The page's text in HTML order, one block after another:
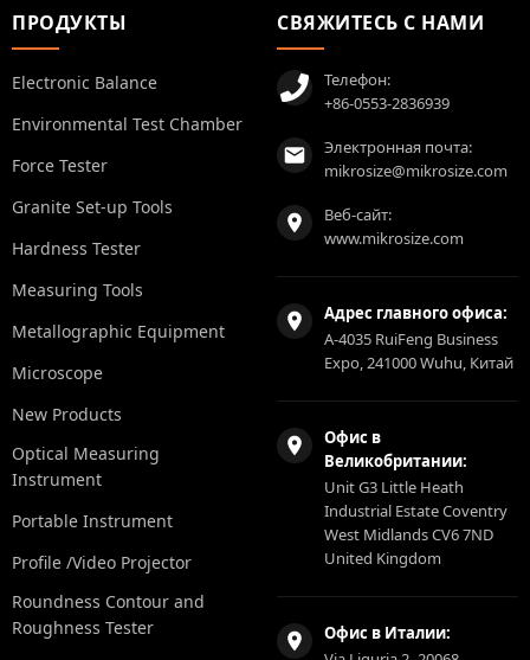
ПРОДУКТЫ
Electronic Balance
Environmental Test Chamber
Force Tester
Granite Set-up Tools
Hardness Tester
Measuring Tools
Metallographic Equipment
Microscope
New Products
Optical Measuring
Instrument
Portable Instrument
Profile /Video Projector
Roundness Contour and
Roughness Tester
СВЯЖИТЕСЬ С НАМИ
Телефон:
+86-0553-2836939
Электронная почта:
mikrosize@mikrosize.com
Веб-сайт:
www.mikrosize.com
Адрес главного офиса:
A-4035 RuiFeng Business
Expo, 241000 Wuhu, Китай
Офис в
Великобритании:
Unit G3 Little Heath
Industrial Estate Coventry
West Midlands CV6 7ND
United Kingdom
Офис в Италии: